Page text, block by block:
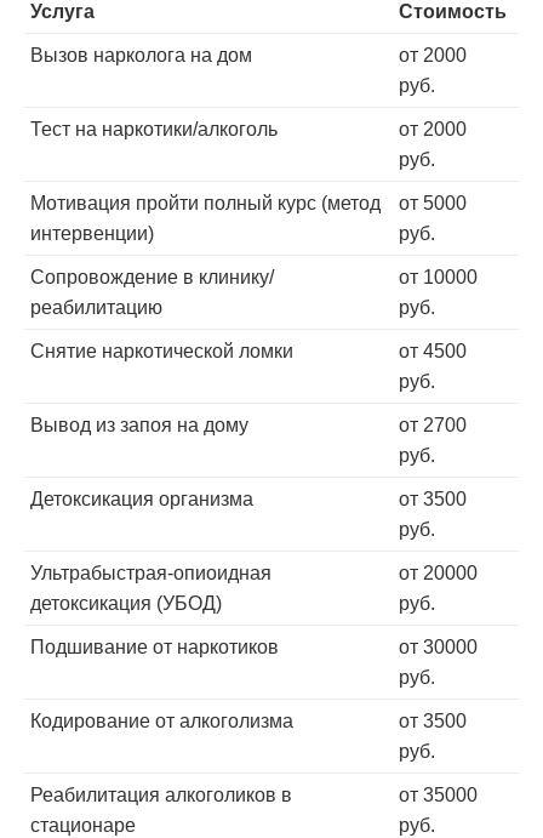
Услуга Стоимость
Вызов нарколога на дом
от 2000
руб.
Тест на наркотики/алкоголь
от 2000
руб.
Мотивация пройти полный курс (метод
интервенции)
от 5000
руб.
Сопровождение в клинику/
реабилитацию
от 10000
руб.
Снятие наркотической ломки
от 4500
руб.
Вывод из запоя на дому
от 2700
руб.
Детоксикация организма
от 3500
руб.
Ультрабыстрая-опиоидная
детоксикация (УБОД)
от 20000
руб.
Подшивание от наркотиков
от 30000
руб.
Кодирование от алкоголизма
от 3500
руб.
Реабилитация алкоголиков в
стационаре
от 35000
руб.